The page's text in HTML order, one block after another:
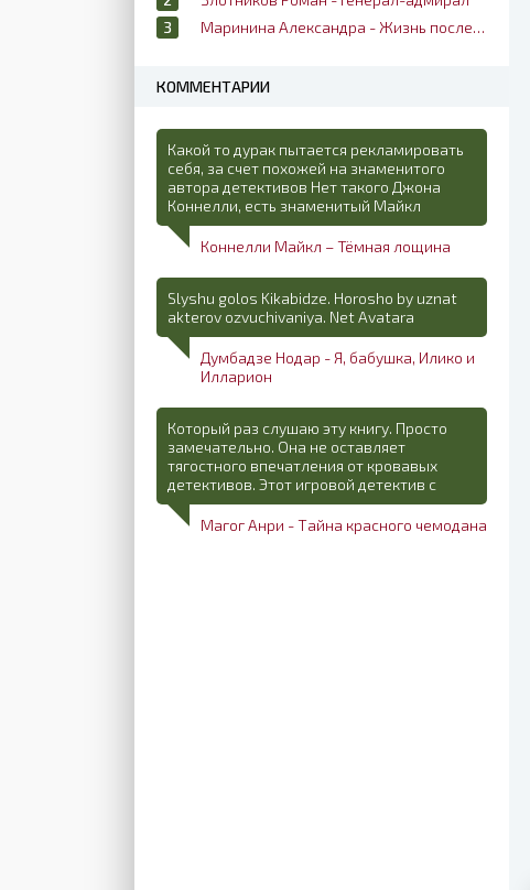
Маринина Александра - Жизнь после жизни
КОММЕНТАРИИ
Какой то дурак пытается рекламировать
себя, за счет похожей на знаменитого
автора детективов Нет такого Джона
Коннелли, есть знаменитый Майкл
Коннелли Майкл – Тёмная лощина
Slyshu golos Kikabidze. Horosho by uznat
akterov ozvuchivaniya. Net Avatara
Думбадзе Нодар - Я, бабушка, Илико и
Илларион
Который раз слушаю эту книгу. Просто
замечательно. Она не оставляет
тягостного впечатления от кровавых
детективов. Этот игровой детектив с
Магог Анри - Тайна красного чемодана